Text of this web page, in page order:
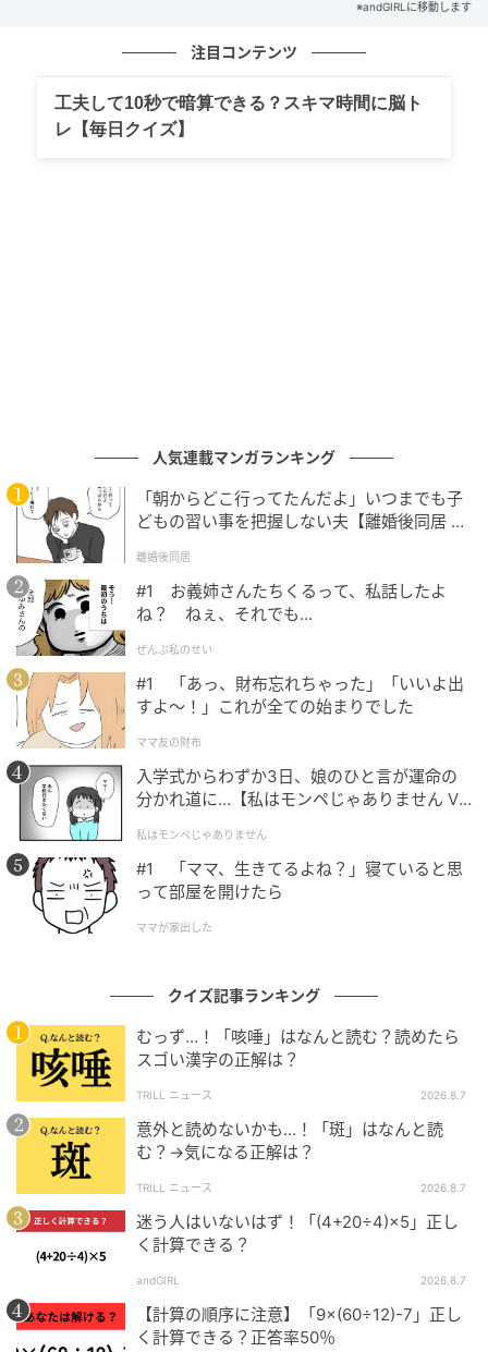
※andGIRLに移動します
注目コンテンツ
工夫して10秒で暗算できる？スキマ時間に脳ト
レ【毎日クイズ】
人気連載マンガランキング
「朝からどこ行ってたんだよ」いつまでも子
どもの習い事を把握しない夫【離婚後同居 Vo
離婚後同居
#1 お義姉さんたちくるって、私話したよ
ね？ ねぇ、それでも…
ぜんぶ私のせい
#1 「あっ、財布忘れちゃった」「いいよ出
すよ〜！」これが全ての始まりでした
ママ友の財布
入学式からわずか3日、娘のひと言が運命の
分かれ道に…【私はモンペじゃありません Vo
私はモンペじゃありません
#1 「ママ、生きてるよね？」寝ていると思
って部屋を開けたら
ママが家出した
クイズ記事ランキング
むっず…！「咳唾」はなんと読む？読めたら
スゴい漢字の正解は？
TRILL ニュース 2026.8.7
意外と読めないかも…！「斑」はなんと読
む？→気になる正解は？
TRILL ニュース 2026.8.7
迷う人はいないはず！「(4+20÷4)×5」正し
く計算できる？
andGIRL 2026.8.7
【計算の順序に注意】「9×(60÷12)-7」正し
く計算できる？正答率50％